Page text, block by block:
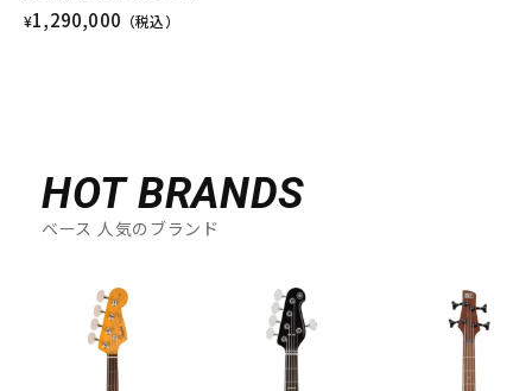
¥1,290,000 （税込）
HOT BRANDS
ベース 人気のブランド